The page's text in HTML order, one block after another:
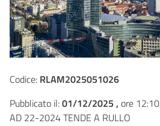
Codice: RLAM2025051026
Pubblicato il:01/12/2025 , ore 12:10
AD 22-2024 TENDE A RULLO